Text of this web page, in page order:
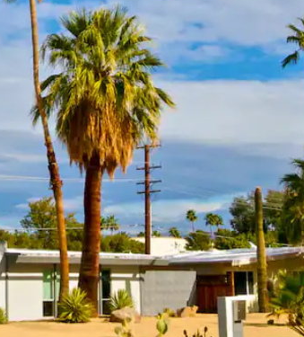
bas pour les parcourir ou en appuyant et en